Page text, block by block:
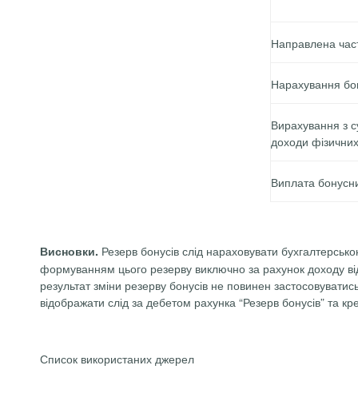
Направлена
Нарахування
Вирахування з
доходи
Виплата
Висновки. Резерв бонусів слід нараховувати
формуванням цього резерву виключно за рахунок доходу
результат зміни резерву бонусів не повинен
відображати слід за дебетом рахунка “Резерв бонусів” та
Список використаних джерел